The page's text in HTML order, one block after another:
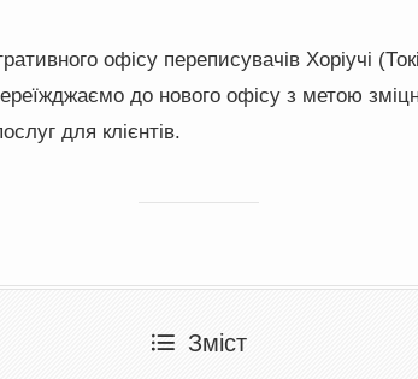
офісу переписувачів Хоріучі
до нового офісу з метою
для клієнтів.
Зміст